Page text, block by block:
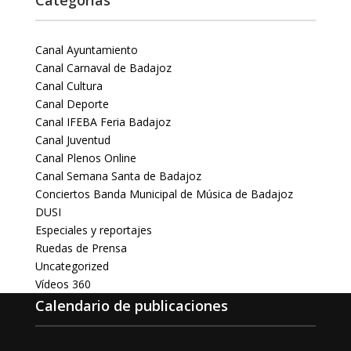
Canal Ayuntamiento
Canal Carnaval de Badajoz
Canal Cultura
Canal Deporte
Canal IFEBA Feria Badajoz
Canal Juventud
Canal Plenos Online
Canal Semana Santa de Badajoz
Conciertos Banda Municipal de Música de Badajoz
DUSI
Especiales y reportajes
Ruedas de Prensa
Uncategorized
Vídeos 360
Calendario de publicaciones